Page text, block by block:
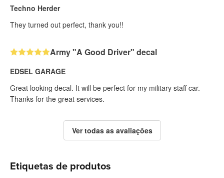
Techno Herder
They turned out perfect, thank you!!
Army "A Good Driver" decal
EDSEL GARAGE
Great looking decal. It will be perfect for my military staff car.
Thanks for the great services.
Ver todas as avaliações
Etiquetas de produtos